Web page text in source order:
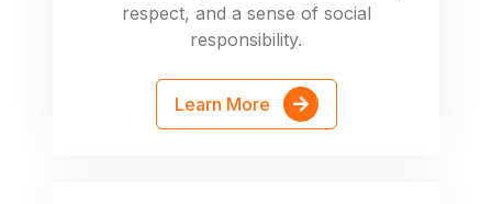
respect, and a sense of social
responsibility.
Learn More